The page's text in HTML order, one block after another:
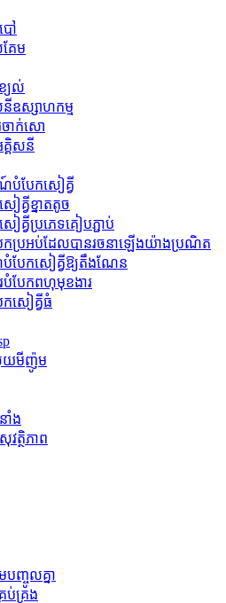
ៅ
ែម
យល់
នីឧស្សាហកម្ម
ាក់សោ
គិសនី
បែក​សៀគ្វី
គ្វី​ខ្នាតតូច
វី​ប្រភេទ​គៀប​ភ្ជាប់
ប្រអប់​ដែល​បាន​រចនា​ឡើង​យ៉ាង​ប្រណិត
បែកសៀគ្វីឱ្យតឹងណែន
បែកពហុមុខងារ
សៀគ្វី​ធំ
យមីញ៉ូម
ាំង
វត្ថិភាព
បញ្ចូលគ្នា
ប់គ្រង